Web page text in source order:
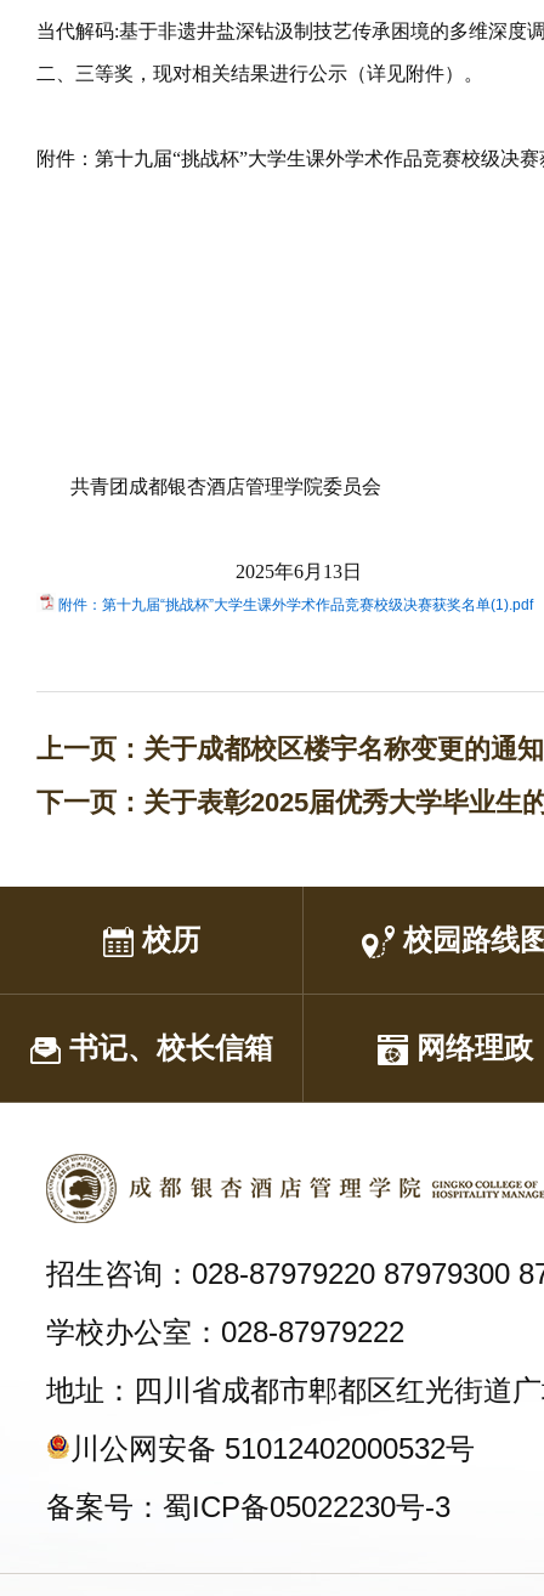
当代解码:基于非遗井盐深钻汲制技艺传承困境的多维深度
二、三等奖，现对相关结果进行公示（详见附件）。
附件：第十九届“挑战杯”大学生课外学术作品竞赛校级决
共青团成都银杏酒店管理学院委员会
2025年6月13日
附件：第十九届“挑战杯”大学生课外学术作品竞赛校级决赛获奖名单(1).pdf
上一页： 关于成都校区楼宇名称变更的通知
下一页： 关于表彰2025届优秀大学毕业生
校历 校园路线
书记、校长信箱 网络理政
招生咨询：028-87979220 87979300
学校办公室：028-87979222
地址：四川省成都市郫都区红光街道
川公网安备 51012402000532号
备案号：蜀ICP备05022230号-3